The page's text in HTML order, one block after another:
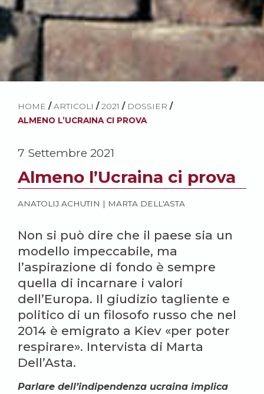
HOME / ARTICOLI / 2021 / DOSSIER /
ALMENO L’UCRAINA CI PROVA
7 Settembre 2021
Almeno l’Ucraina ci prova
ANATOLIJ ACHUTIN | MARTA DELL'ASTA
Non si può dire che il paese sia un
modello impeccabile, ma
l’aspirazione di fondo è sempre
quella di incarnare i valori
dell’Europa. Il giudizio tagliente e
politico di un filosofo russo che nel
2014 è emigrato a Kiev «per poter
respirare». Intervista di Marta
Dell’Asta.
Parlare dell’indipendenza ucraina implica